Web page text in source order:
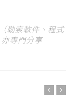
勒索軟件、程式
專門分享